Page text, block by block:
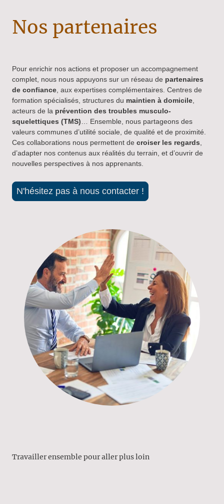
Nos partenaires
Pour enrichir nos actions et proposer un accompagnement
complet, nous nous appuyons sur un réseau de partenaires
de confiance , aux expertises complémentaires. Centres de
formation spécialisés, structures du maintien à domicile
acteurs de la prévention des troubles musculo-
squelettiques (TMS) … Ensemble, nous partageons des
valeurs communes d’utilité sociale, de qualité et de proximité.
Ces collaborations nous permettent de croiser les regards
d’adapter nos contenus aux réalités du terrain, et d’ouvrir de
nouvelles perspectives à nos apprenants.
N'hésitez pas à nous contacter !
Travailler ensemble pour aller plus loin